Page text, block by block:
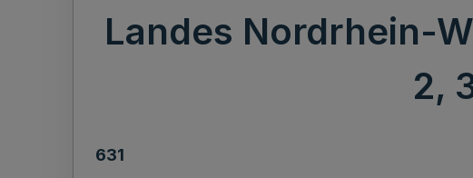
Landes Nordrhein-
2,
631